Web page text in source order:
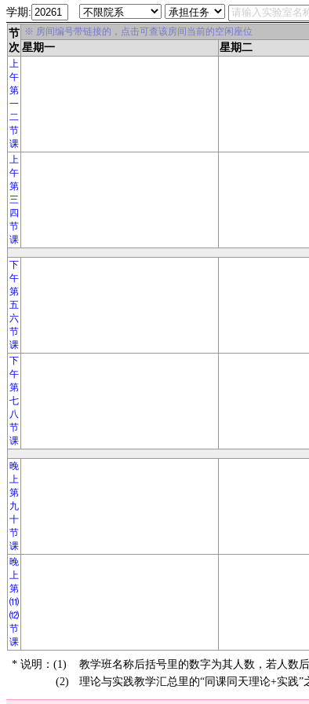
学期:
节
次
※ 房间编号带链接的，点击可查该房间当前的空闲座位
星期一 星期二
上
午
第
一
二
节
课
上
午
第
三
四
节
课
下
午
第
五
六
节
课
下
午
第
七
八
节
课
晚
上
第
九
十
节
课
晚
上
第
⑾
⑿
节
课
* 说明：(1) 教学班名称后括号里的数字为其人数，若人数
(2)
理论与实践教学汇总里的“同课同天理论+实践